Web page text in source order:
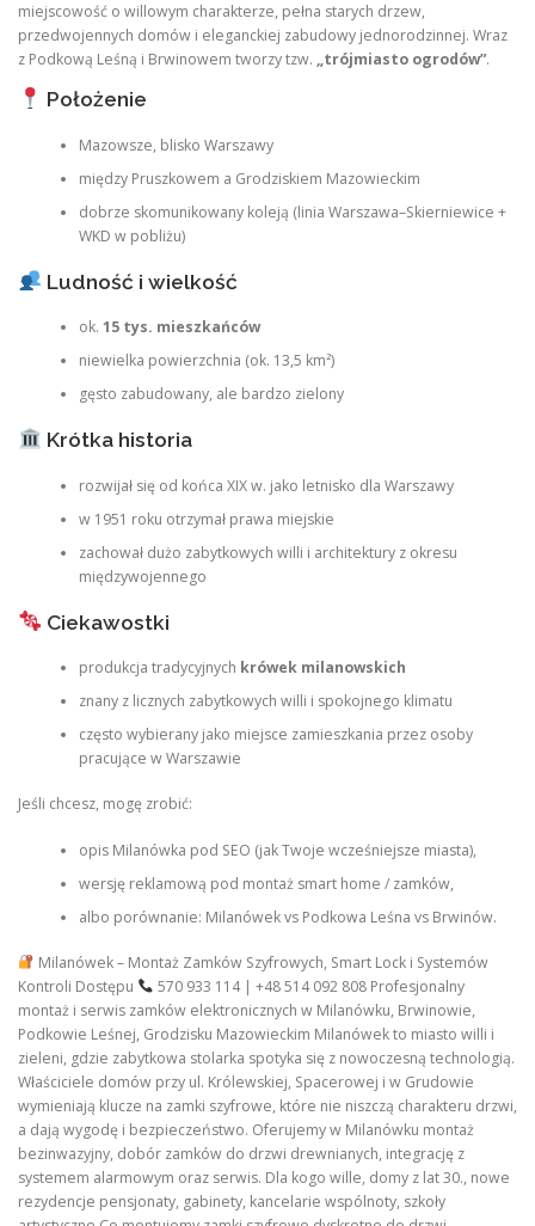
miejscowość o willowym charakterze, pełna starych drzew,
przedwojennych domów i eleganckiej zabudowy jednorodzinnej. Wraz
z Podkową Leśną i Brwinowem tworzy tzw. „trójmiasto ogrodów”.
Położenie
Mazowsze, blisko Warszawy
między Pruszkowem a Grodziskiem Mazowieckim
dobrze skomunikowany koleją (linia Warszawa–Skierniewice +
WKD w pobliżu)
Ludność i wielkość
ok. 15 tys. mieszkańców
niewielka powierzchnia (ok. 13,5 km²)
gęsto zabudowany, ale bardzo zielony
Krótka historia
rozwijał się od końca XIX w. jako letnisko dla Warszawy
w 1951 roku otrzymał prawa miejskie
zachował dużo zabytkowych willi i architektury z okresu
międzywojennego
Ciekawostki
produkcja tradycyjnych krówek milanowskich
znany z licznych zabytkowych willi i spokojnego klimatu
często wybierany jako miejsce zamieszkania przez osoby
pracujące w Warszawie
Jeśli chcesz, mogę zrobić:
opis Milanówka pod SEO (jak Twoje wcześniejsze miasta),
wersję reklamową pod montaż smart home / zamków,
albo porównanie: Milanówek vs Podkowa Leśna vs Brwinów.
Milanówek – Montaż Zamków Szyfrowych, Smart Lock i Systemów
Kontroli Dostępu
570 933 114 | +48 514 092 808 Profesjonalny
montaż i serwis zamków elektronicznych w Milanówku, Brwinowie,
Podkowie Leśnej, Grodzisku Mazowieckim Milanówek to miasto willi i
zieleni, gdzie zabytkowa stolarka spotyka się z nowoczesną technologią.
Właściciele domów przy ul. Królewskiej, Spacerowej i w Grudowie
wymieniają klucze na zamki szyfrowe, które nie niszczą charakteru drzwi,
a dają wygodę i bezpieczeństwo. Oferujemy w Milanówku montaż
bezinwazyjny, dobór zamków do drzwi drewnianych, integrację z
systemem alarmowym oraz serwis. Dla kogo wille, domy z lat 30., nowe
rezydencje pensjonaty, gabinety, kancelarie wspólnoty, szkoły